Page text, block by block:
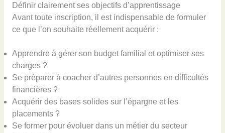
Définir clairement ses objectifs d’apprentissage
Avant toute inscription, il est indispensable de formuler
ce que l’on souhaite réellement acquérir :
Apprendre à gérer son budget familial et optimiser ses
charges ?
Se préparer à coacher d’autres personnes en difficultés
financières ?
Acquérir des bases solides sur l’épargne et les
placements ?
Se former pour évoluer dans un métier du secteur